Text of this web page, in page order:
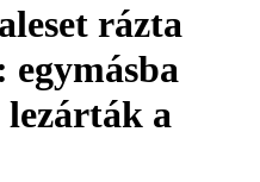
rázta
egymásba
a